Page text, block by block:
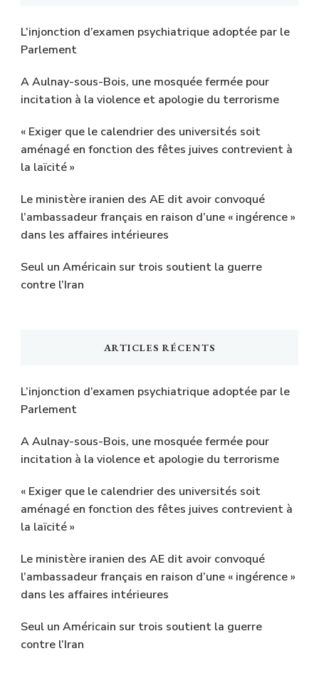
L’injonction d’examen psychiatrique adoptée par le
Parlement
A Aulnay-sous-Bois, une mosquée fermée pour
incitation à la violence et apologie du terrorisme
« Exiger que le calendrier des universités soit
aménagé en fonction des fêtes juives contrevient à
la laïcité »
Le ministère iranien des AE dit avoir convoqué
l’ambassadeur français en raison d’une « ingérence »
dans les affaires intérieures
Seul un Américain sur trois soutient la guerre
contre l’Iran
ARTICLES RÉCENTS
L’injonction d’examen psychiatrique adoptée par le
Parlement
A Aulnay-sous-Bois, une mosquée fermée pour
incitation à la violence et apologie du terrorisme
« Exiger que le calendrier des universités soit
aménagé en fonction des fêtes juives contrevient à
la laïcité »
Le ministère iranien des AE dit avoir convoqué
l’ambassadeur français en raison d’une « ingérence »
dans les affaires intérieures
Seul un Américain sur trois soutient la guerre
contre l’Iran